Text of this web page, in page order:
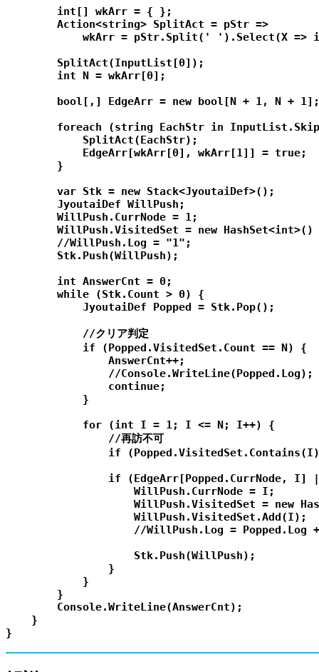
        int[] wkArr = { };
        Action<string> SplitAct = pStr =>
wkArr = pStr.Split(' ').Select(X =>
        SplitAct(InputList[0]);
        int N = wkArr[0];
        bool[,] EdgeArr = new bool[N + 1, N + 1];
foreach (string EachStr in
            SplitAct(EachStr);
            EdgeArr[wkArr[0], wkArr[1]] = true;
        }
        var Stk = new Stack<JyoutaiDef>();
        JyoutaiDef WillPush;
        WillPush.CurrNode = 1;
WillPush.VisitedSet = new HashSet<int>()
        //WillPush.Log = "1";
        Stk.Push(WillPush);
        int AnswerCnt = 0;
        while (Stk.Count > 0) {
            JyoutaiDef Popped = Stk.Pop();
            //クリア判定
            if (Popped.VisitedSet.Count == N) {
                AnswerCnt++;
                //Console.WriteLine(Popped.Log);
                continue;
            }
            for (int I = 1; I <= N; I++) {
                //再訪不可
if
if (EdgeArr[Popped.CurrNode, I]
                    WillPush.CurrNode = I;
WillPush.VisitedSet = new
                    WillPush.VisitedSet.Add(I);
//WillPush.Log = Popped.Log
                    Stk.Push(WillPush);
                }
            }
        }
        Console.WriteLine(AnswerCnt);
    }